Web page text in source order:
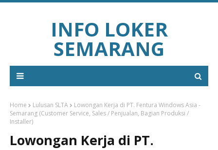
INFO LOKER
SEMARANG
Home Lulusan SLTA
Lowongan Kerja di PT. Fentura Windows Asia -
Semarang (Customer Service, Sales / Penjualan, Bagian Produksi /
Installer)
Lowongan Kerja di PT.